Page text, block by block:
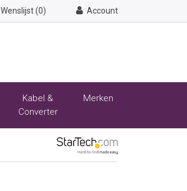
Wenslijst (0) Account
Kabel &
Converter
Merken